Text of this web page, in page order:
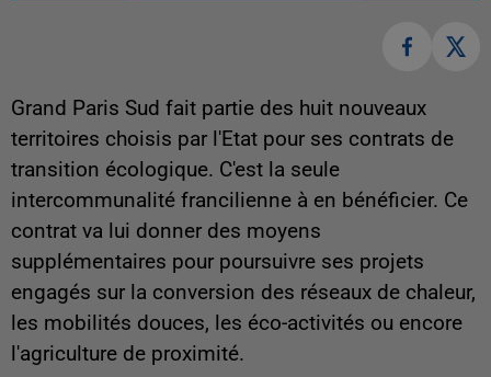
Grand Paris Sud fait partie des huit nouveaux
territoires choisis par l'Etat pour ses contrats de
transition écologique. C'est la seule
intercommunalité francilienne à en bénéficier. Ce
contrat va lui donner des moyens
supplémentaires pour poursuivre ses projets
engagés sur la conversion des réseaux de chaleur,
les mobilités douces, les éco-activités ou encore
l'agriculture de proximité.